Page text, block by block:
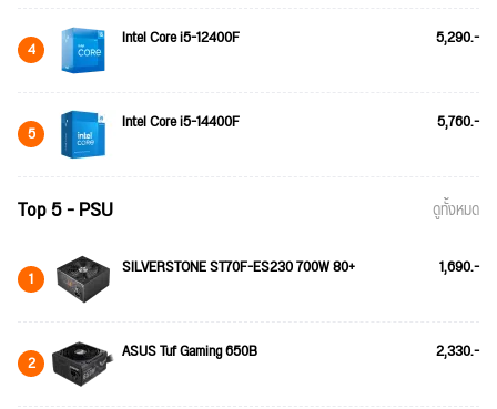
4 Intel Core i5-12400F 5,290.-
5 Intel Core i5-14400F 5,760.-
Top 5 - PSU ดูทั้งหมด
1 SILVERSTONE ST70F-ES230 700W 80+ 1,690.-
2 ASUS Tuf Gaming 650B 2,330.-